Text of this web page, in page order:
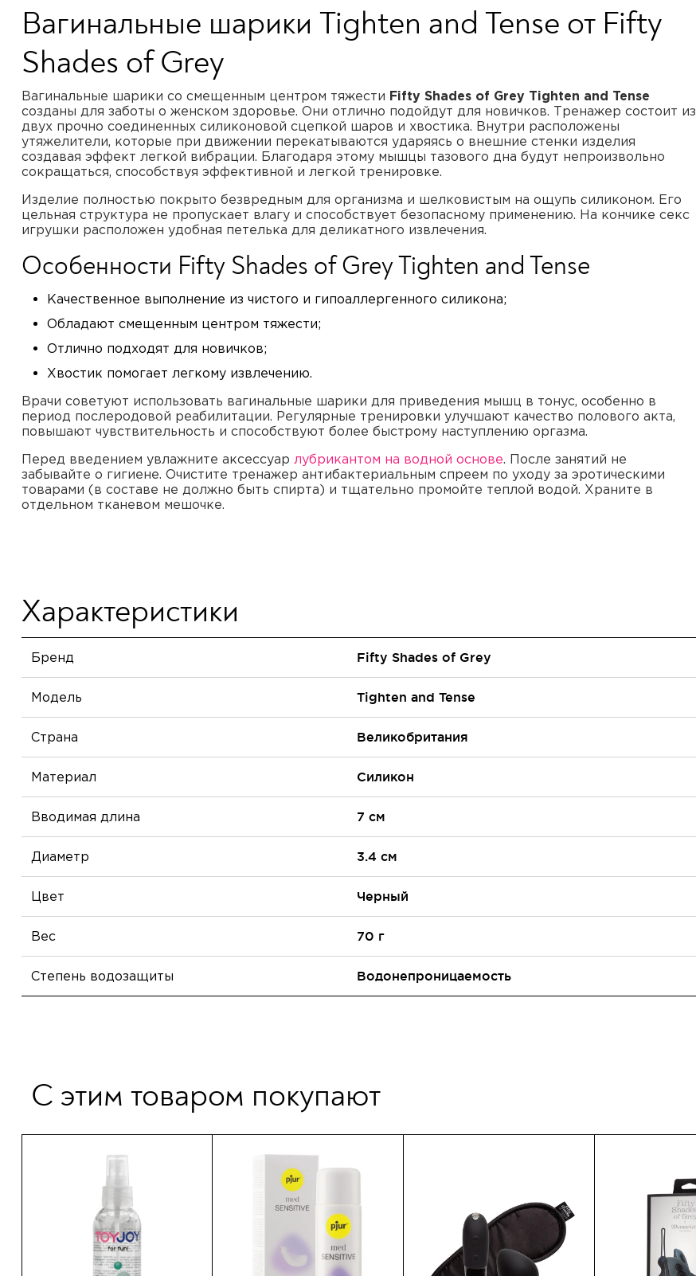
Вагинальные шарики Tighten and Tense от Fifty
Shades of Grey
Вагинальные шарики со смещенным центром тяжести Fifty Shades of Grey Tighten and Tense
созданы для заботы о женском здоровье. Они отлично подойдут для новичков. Тренажер состоит из
двух прочно соединенных силиконовой сцепкой шаров и хвостика. Внутри расположены
утяжелители, которые при движении перекатываются ударяясь о внешние стенки изделия
создавая эффект легкой вибрации. Благодаря этому мышцы тазового дна будут непроизвольно
сокращаться, способствуя эффективной и легкой тренировке.
Изделие полностью покрыто безвредным для организма и шелковистым на ощупь силиконом. Его
цельная структура не пропускает влагу и способствует безопасному применению. На кончике секс
игрушки расположен удобная петелька для деликатного извлечения.
Особенности Fifty Shades of Grey Tighten and Tense
Качественное выполнение из чистого и гипоаллергенного силикона;
Обладают смещенным центром тяжести;
Отлично подходят для новичков;
Хвостик помогает легкому извлечению.
Врачи советуют использовать вагинальные шарики для приведения мышц в тонус, особенно в
период послеродовой реабилитации. Регулярные тренировки улучшают качество полового акта,
повышают чувствительность и способствуют более быстрому наступлению оргазма.
Перед введением увлажните аксессуар лубрикантом на водной основе. После занятий не
забывайте о гигиене. Очистите тренажер антибактериальным спреем по уходу за эротическими
товарами (в составе не должно быть спирта) и тщательно промойте теплой водой. Храните в
отдельном тканевом мешочке.
Характеристики
Бренд Fifty Shades of Grey
Модель Tighten and Tense
Страна Великобритания
Материал Силикон
Вводимая длина 7 см
Диаметр 3.4 см
Цвет Черный
Вес 70 г
Степень водозащиты Водонепроницаемость
С этим товаром покупают